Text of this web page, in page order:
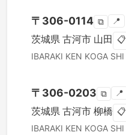
〒 306-0114 ⧉ 📍
茨城県 古河市 山田 📋
IBARAKI KEN KOGA SHI
〒 306-0203 ⧉ 📍
茨城県 古河市 柳橋 📋
IBARAKI KEN KOGA SHI